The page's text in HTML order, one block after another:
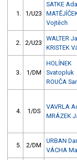
1. 1/U23
SATKE
Vojtěch
2. 2/U23
WALTER
KRISTEK
3. 1/DM
HOLÍNEK
Svatopluk
ROUČA
4. 1/DS
VAVRLA
MRÁZEK
5. 2/DM
URBAN
VÁCHA